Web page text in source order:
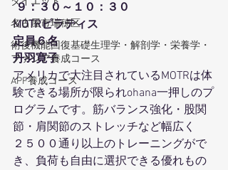
名古屋市瑞穂区
術後機能回復基礎生理学・解剖学・栄養学・
ファシア養成コース
APF養成コース
９：３０～１０：３０
MOTRピラティス
定員６名
丹羽寛子
アメリカで大注目されているMOTRは体
験できる場所が限られohana一押しのプ
ログラムです。筋バランス強化・股関
節・肩関節のストレッチなど幅広く
２５００通り以上のトレーニングがで
き、負荷も自由に選択できる優れもの